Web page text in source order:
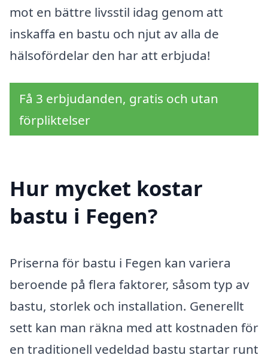
mot en bättre livsstil idag genom att
inskaffa en bastu och njut av alla de
hälsofördelar den har att erbjuda!
Få 3 erbjudanden, gratis och utan
förpliktelser
Hur mycket kostar
bastu i Fegen?
Priserna för bastu i Fegen kan variera
beroende på flera faktorer, såsom typ av
bastu, storlek och installation. Generellt
sett kan man räkna med att kostnaden för
en traditionell vedeldad bastu startar runt